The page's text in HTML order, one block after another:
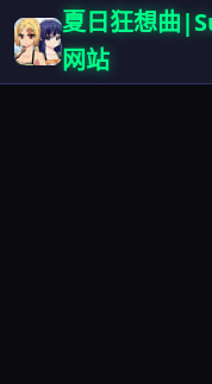
夏日狂想曲
网站